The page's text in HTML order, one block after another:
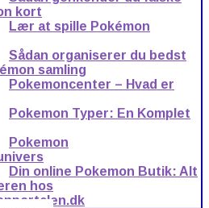
kort
Lær at spille Pokémon
Sådan organiserer du bedst
samling
Pokemoncenter – Hvad er
Pokemon Typer: En Komplet
Pokemon
Din online Pokemon Butik: Alt
hos